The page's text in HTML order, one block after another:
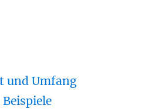
und Umfang